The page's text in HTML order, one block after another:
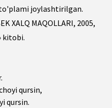
joylashtirilgan.
XALQ MAQOLLARI, 2005,
kitobi.
qursin,
qursin.